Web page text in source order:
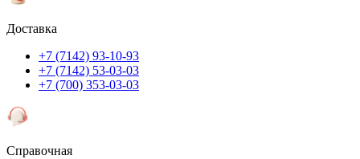
Доставка
+7 (7142) 93-10-93
+7 (7142) 53-03-03
+7 (700) 353-03-03
Справочная